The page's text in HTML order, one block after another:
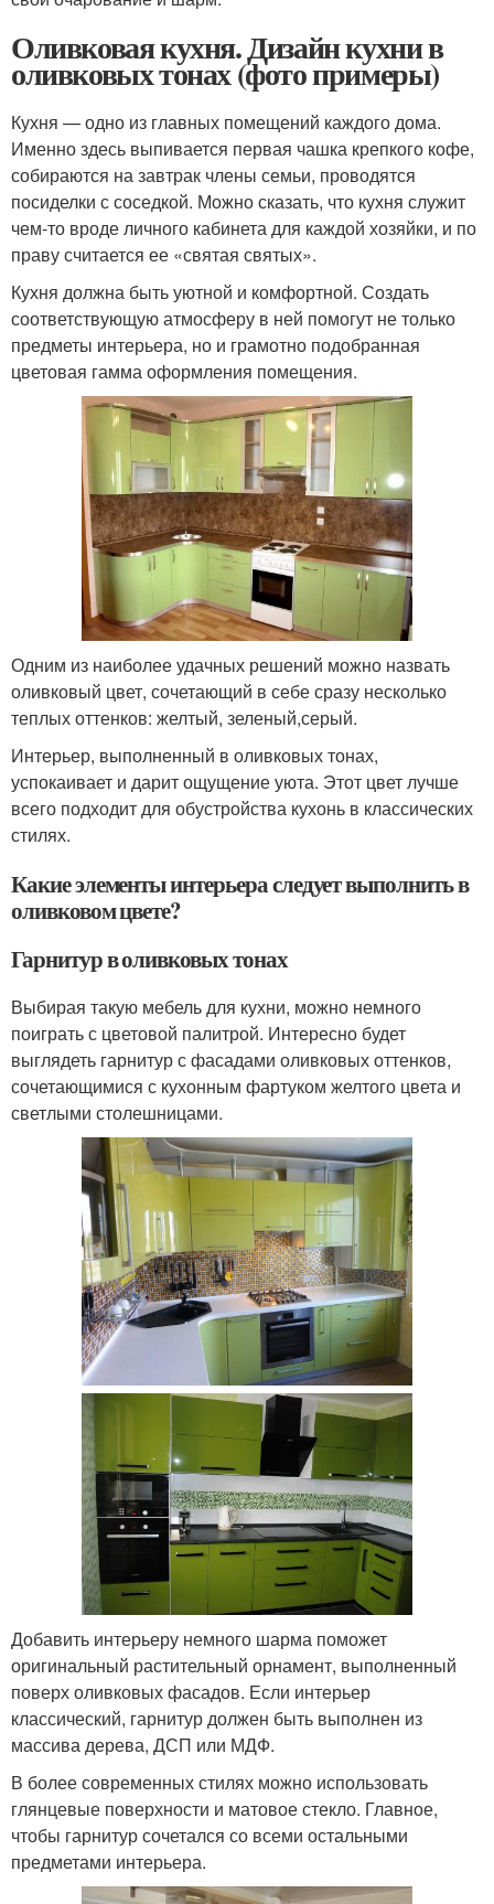
Оливковая кухня. Дизайн кухни в
оливковых тонах (фото примеры)
Кухня — одно из главных помещений каждого дома.
Именно здесь выпивается первая чашка крепкого кофе,
собираются на завтрак члены семьи, проводятся
посиделки с соседкой. Можно сказать, что кухня служит
чем-то вроде личного кабинета для каждой хозяйки, и по
праву считается ее «святая святых».
Кухня должна быть уютной и комфортной. Создать
соответствующую атмосферу в ней помогут не только
предметы интерьера, но и грамотно подобранная
цветовая гамма оформления помещения.
Одним из наиболее удачных решений можно назвать
оливковый цвет, сочетающий в себе сразу несколько
теплых оттенков: желтый, зеленый,серый.
Интерьер, выполненный в оливковых тонах,
успокаивает и дарит ощущение уюта. Этот цвет лучше
всего подходит для обустройства кухонь в классических
стилях.
Какие элементы интерьера следует выполнить в
оливковом цвете?
Гарнитур в оливковых тонах
Выбирая такую мебель для кухни, можно немного
поиграть с цветовой палитрой. Интересно будет
выглядеть гарнитур с фасадами оливковых оттенков,
сочетающимися с кухонным фартуком желтого цвета и
светлыми столешницами.
Добавить интерьеру немного шарма поможет
оригинальный растительный орнамент, выполненный
поверх оливковых фасадов. Если интерьер
классический, гарнитур должен быть выполнен из
массива дерева, ДСП или МДФ.
В более современных стилях можно использовать
глянцевые поверхности и матовое стекло. Главное,
чтобы гарнитур сочетался со всеми остальными
предметами интерьера.